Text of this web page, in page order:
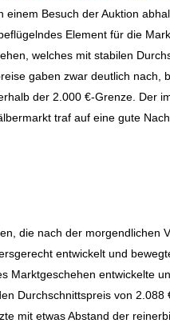
Besuch der Auktion
Element für die
welches mit stabilen
gaben zwar deutlich nach,
der 2.000 €-Grenze. Der
traf auf eine gute
die nach der morgendlichen
entwickelt und
Marktgeschehen entwickelte
Durchschnittspreis von 2.088
mit etwas Abstand der